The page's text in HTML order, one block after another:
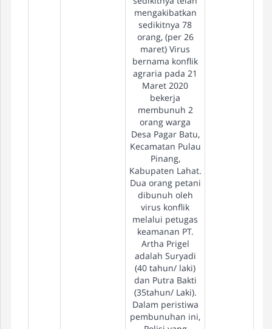
mengakibatkan
sedikitnya 78
orang, (per 26
maret) Virus
bernama konflik
agraria pada 21
Maret 2020
bekerja
membunuh 2
orang warga
Desa Pagar Batu,
Kecamatan Pulau
Pinang,
Kabupaten Lahat.
Dua orang petani
dibunuh oleh
virus konflik
melalui petugas
keamanan PT.
Artha Prigel
adalah Suryadi
(40 tahun/ laki)
dan Putra Bakti
(35tahun/ Laki).
Dalam peristiwa
pembunuhan ini,